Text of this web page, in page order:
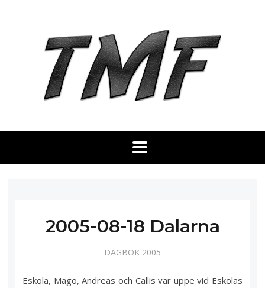
2005-08-18 Dalarna
DAGBOK 2005
Eskola, Mago, Andreas och Callis var uppe vid Eskolas